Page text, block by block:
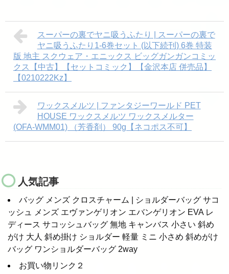
スーパーの裏でヤニ吸うふたり | スーパーの裏で
ヤニ吸うふたり1-6巻セット (以下続刊) 6巻 特装
版 地主 スクウェア・エニックス ビッグガンガンコミッ
クス【中古】【セットコミック】【金沢本店 併売品】
【0210222Kz】
ワックスメルツ | ファンタジーワールド PET
HOUSE ワックスメルツ ワックスメルター
(OFA-WMM01) （芳香剤） 90g【ネコポス不可】
人気記事
バッグ メンズ クロスチャーム | ショルダーバッグ サコ
ッシュ メンズ エヴァンゲリオン エバンゲリオン EVA レ
ディース サコッシュバッグ 無地 キャンバス 小さい 斜め
がけ 大人 斜め掛け ショルダー 軽量 ミニ 小さめ 斜めがけ
バッグ ワンショルダーバッグ 2way
お買い物リンク２